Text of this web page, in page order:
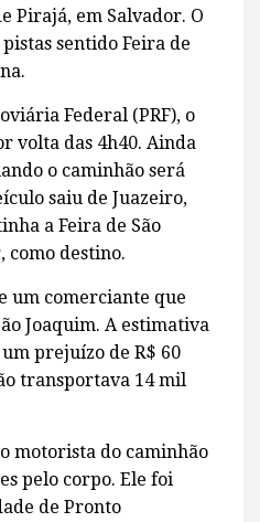
Pirajá, em Salvador. O
sentido Feira de
Federal (PRF), o
volta das 4h40. Ainda
o caminhão será
saiu de Juazeiro,
a Feira de São
como destino.
um comerciante que
Joaquim. A estimativa
prejuízo de R$ 60
transportava 14 mil
motorista do caminhão
pelo corpo. Ele foi
de Pronto